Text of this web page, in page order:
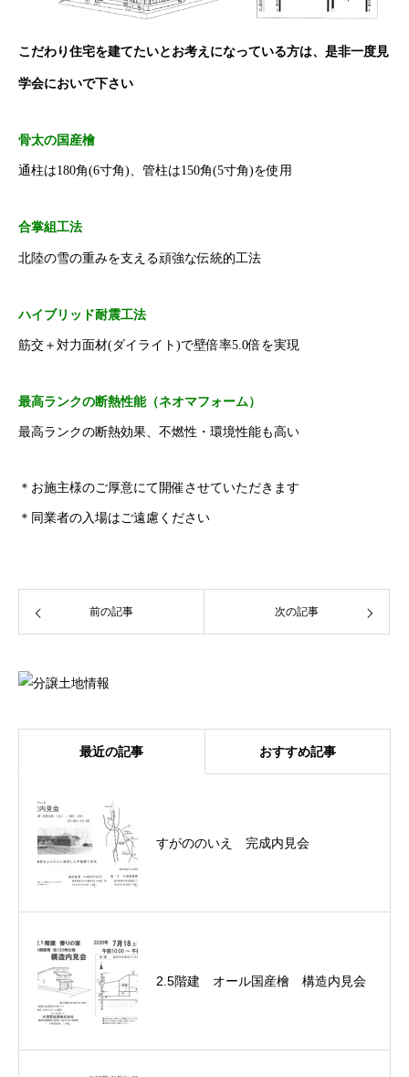
こだわり住宅を建てたいとお考えになっている方は、是非一度見
学会においで下さい
骨太の国産檜
通柱は180角(6寸角)、管柱は150角(5寸角)を使用
合掌組工法
北陸の雪の重みを支える頑強な伝統的工法
ハイブリッド耐震工法
筋交＋対力面材(ダイライト)で壁倍率5.0倍を実現
最高ランクの断熱性能（ネオマフォーム）
最高ランクの断熱効果、不燃性・環境性能も高い
＊お施主様のご厚意にて開催させていただきます
＊同業者の入場はご遠慮ください
前の記事 次の記事
最近の記事 おすすめ記事
すがののいえ 完成内見会
2.5階建 オール国産檜 構造内見会